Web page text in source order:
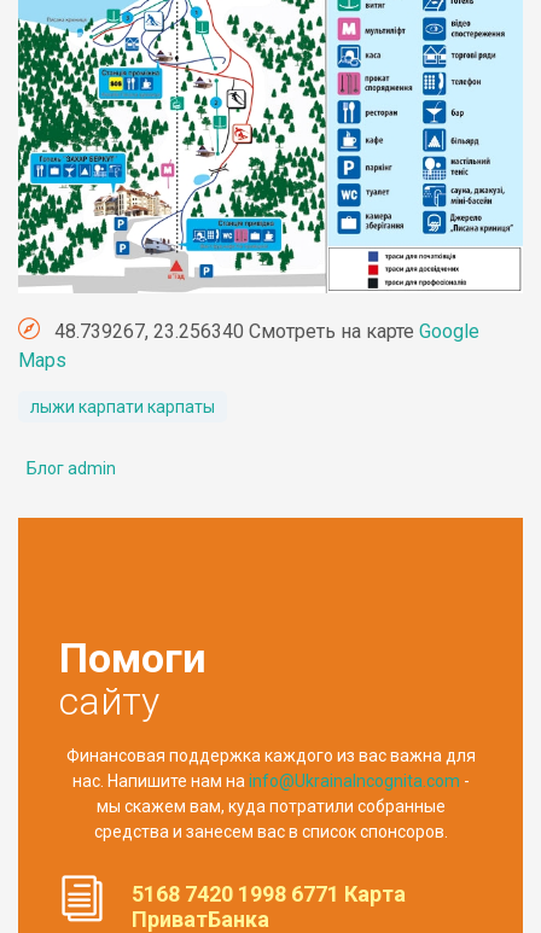
48.739267, 23.256340 Смотреть на карте Google
Maps
лыжи карпати карпаты
Блог admin
Помоги
сайту
Финансовая поддержка каждого из вас важна для
нас. Напишите нам на info@UkrainaIncognita.com -
мы скажем вам, куда потратили собранные
средства и занесем вас в список спонсоров.
5168 7420 1998 6771 Карта
ПриватБанка